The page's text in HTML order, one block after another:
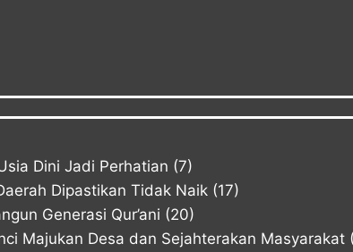
Dini Jadi Perhatian (7)
Dipastikan Tidak Naik (17)
Generasi Qur’ani (20)
Majukan Desa dan Sejahterakan Masyarakat